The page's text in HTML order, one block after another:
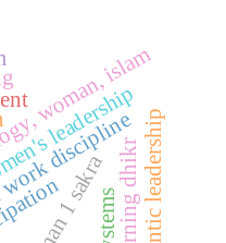
islam
leadership
disciplineauthentic leadership
sman 1 sakramorning dhikr
systems